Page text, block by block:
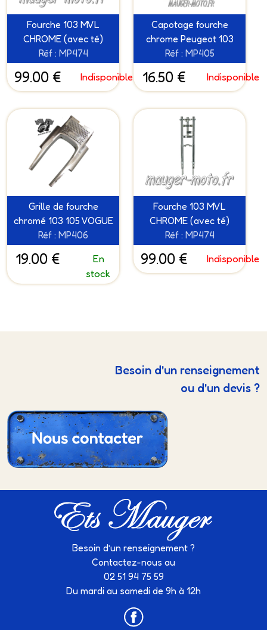
Fourche 103 MVL
CHROME (avec té)
Réf : MP474
99.00 € Indisponible
Capotage fourche
chrome Peugeot 103
Réf : MP405
16.50 € Indisponible
Grille de fourche
chromé 103 105 VOGUE
Réf : MP406
19.00 €
En
stock
Fourche 103 MVL
CHROME (avec té)
Réf : MP474
99.00 € Indisponible
Besoin d'un renseignement
ou d'un devis ?
Besoin d’un renseignement ?
Contactez-nous au
02 51 94 75 59
Du mardi au samedi de 9h à 12h